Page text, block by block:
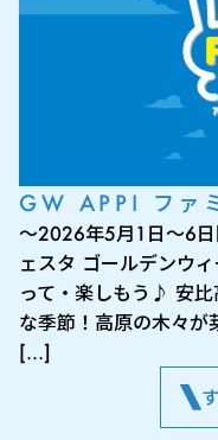
GW APPI ファ
～2026年5月1日～6
ェスタ ゴールデンウ
って・楽しもう♪ 安比
な季節！高原の木々が
[…]